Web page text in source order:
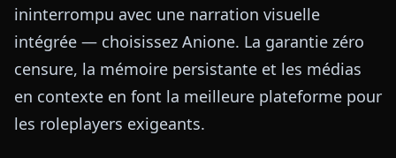
ininterrompu avec une narration visuelle
intégrée — choisissez Anione. La garantie zéro
censure, la mémoire persistante et les médias
en contexte en font la meilleure plateforme pour
les roleplayers exigeants.